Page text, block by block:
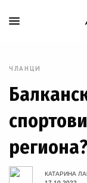
ЧЛАНЦИ
региона?
КАТАРИНА